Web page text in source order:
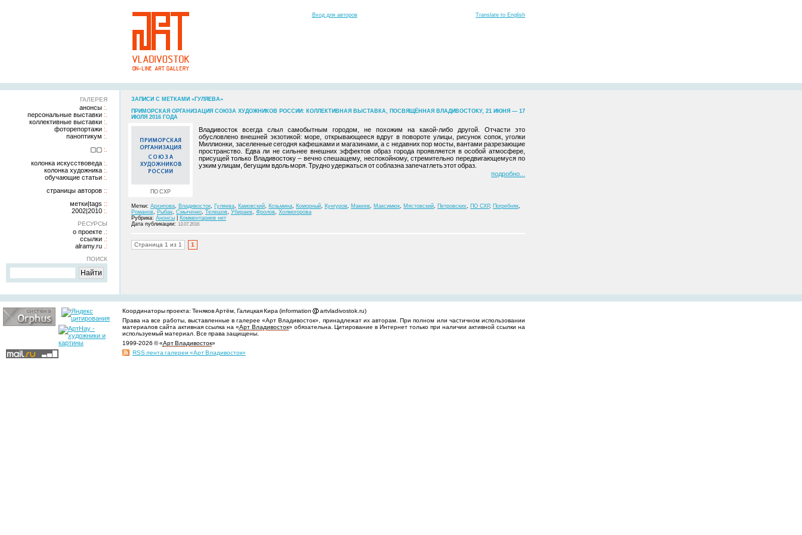
Вход для авторов Translate to English
ГАЛЕРЕЯ
анонсы
персональные выставки
коллективные выставки
фоторепортажи
паноптикум
▢▢
колонка искусствоведа
колонка художника
обучающие статьи
страницы авторов
метки|tags
2002|2010
РЕСУРСЫ
о проекте
ссылки
alramy.ru
ПОИСК
ЗАПИСИ С МЕТКАМИ «ГУЛЯЕВА»
ПРИМОРСКАЯ ОРГАНИЗАЦИЯ СОЮЗА ХУДОЖНИКОВ РОССИИ: КОЛЛЕКТИВНАЯ ВЫСТАВКА, ПОСВЯЩЁННАЯ ВЛАДИВОСТОКУ, 21 ИЮНЯ — 17
ИЮЛЯ 2016 ГОДА
ПО СХР
Владивосток всегда слыл самобытным городом, не похожим на какой-либо другой. Отчасти это
обусловлено внешней экзотикой: море, открывающееся вдруг в повороте улицы, рисунок сопок, уголки
Миллионки, заселенные сегодня кафешками и магазинами, а с недавних пор мосты, вантами разрезающие
пространство. Едва ли не сильнее внешних эффектов образ города проявляется в особой атмосфере,
присущей только Владивостоку – вечно спешащему, неспокойному, стремительно передвигающемуся по
узким улицам, бегущим вдоль моря. Трудно удержаться от соблазна запечатлеть этот образ.
подробно
Метки: Архипова, Владивосток, Гуляева, Камовский, Козьмина, Коморный, Кунгуров, Макеев, Максимюк, Мястовский, Петровских, ПО СХР, Погребняк,
Романов, Рыбак, Смыченко, Телешов, Убираев, Фролов, Холмогорова
Рубрика: Анонсы
Комментариев нет
Дата публикации: 13.07.2016
Страница 1 из 1 1
Координаторы проекта: Теняков Артём, Галицкая Кира (information
artvladivostok.ru)
Права на все работы, выставленные в галерее «Арт Владивосток», принадлежат их авторам. При полном или частичном использовании
материалов сайта активная ссылка на «Арт Владивосток» обязательна. Цитирование в Интернет только при наличии активной ссылки на
используемый материал. Все права защищены.
1999-2026 © «Арт Владивосток»
RSS лента галереи «Арт Владивосток»